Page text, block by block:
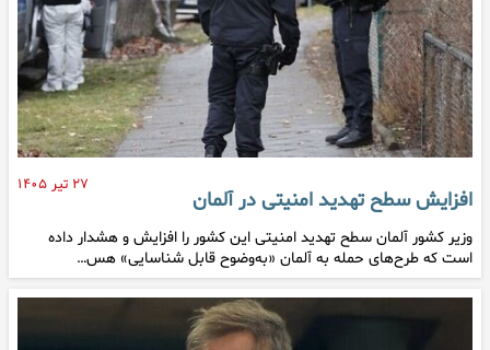
۲۷ تیر ۱۴۰۵
افزایش سطح تهدید امنیتی در آلمان
وزیر کشور آلمان سطح تهدید امنیتی این کشور را افزایش و هشدار داده
است که طرح‌های حمله به آلمان «به‌وضوح قابل شناسایی» هس…